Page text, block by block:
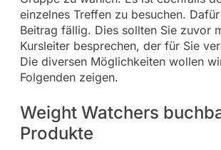
einzelnes Treffen zu besuchen.
Beitrag fällig. Dies sollten Sie zuvor
Kursleiter besprechen, der für Sie
Die diversen Möglichkeiten wollen
Folgenden zeigen.
Weight Watchers
Produkte